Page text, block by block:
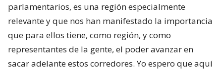
parlamentarios, es una región especialmente
relevante y que nos han manifestado la importancia
que para ellos tiene, como región, y como
representantes de la gente, el poder avanzar en
sacar adelante estos corredores. Yo espero que aquí